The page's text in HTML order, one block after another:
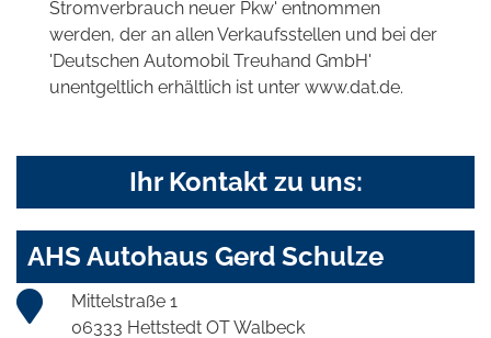
Stromverbrauch neuer Pkw' entnommen
werden, der an allen Verkaufsstellen und bei der
'Deutschen Automobil Treuhand GmbH'
unentgeltlich erhältlich ist unter www.dat.de.
Ihr Kontakt zu uns:
AHS Autohaus Gerd Schulze
Mittelstraße 1
06333 Hettstedt OT Walbeck